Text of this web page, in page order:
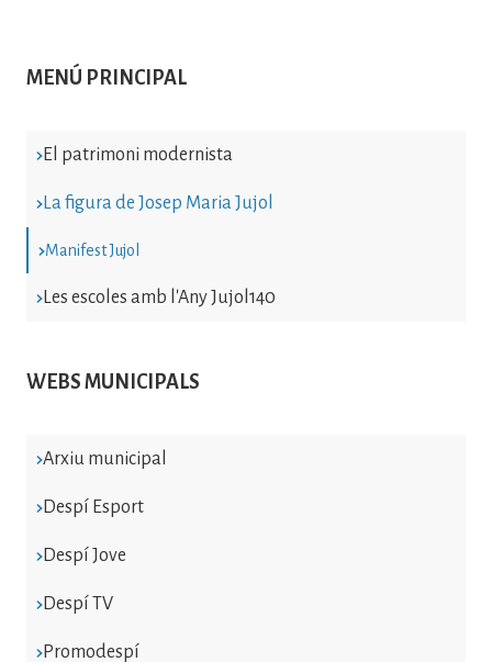
MENÚ PRINCIPAL
El patrimoni modernista
La figura de Josep Maria Jujol
Manifest Jujol
Les escoles amb l'Any Jujol140
WEBS MUNICIPALS
Arxiu municipal
Despí Esport
Despí Jove
Despí TV
Promodespí